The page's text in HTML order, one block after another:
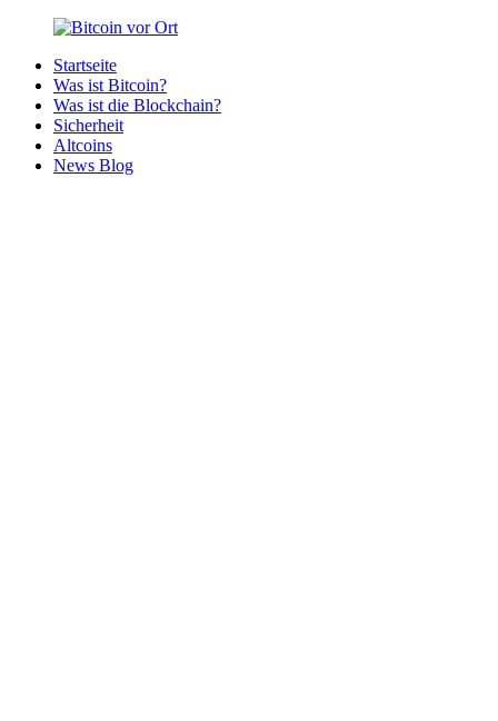
Zurück
Inhalt
Bitcoin
Bitcoins
deiner
Region
Startseite
Was ist Bitcoin?
Was ist die Blockchain?
Sicherheit
Altcoins
News Blog